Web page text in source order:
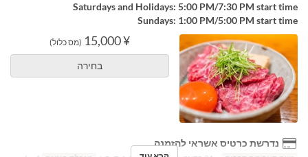
Saturdays and Holidays: 5:00 PM/7:30 PM start time
Sundays: 1:00 PM/5:00 PM start time
¥ 15,000 (מס כלול)
בחירה
נדרשת כרטיס אשראי להזמנה